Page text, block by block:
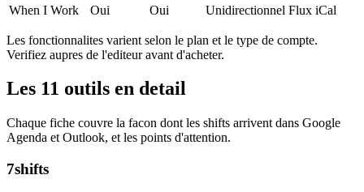
When I Work Oui Oui Unidirectionnel Flux iCal
Les fonctionnalites varient selon le plan et le type de compte.
Verifiez aupres de l'editeur avant d'acheter.
Les 11 outils en detail
Chaque fiche couvre la facon dont les shifts arrivent dans Google
Agenda et Outlook, et les points d'attention.
7shifts